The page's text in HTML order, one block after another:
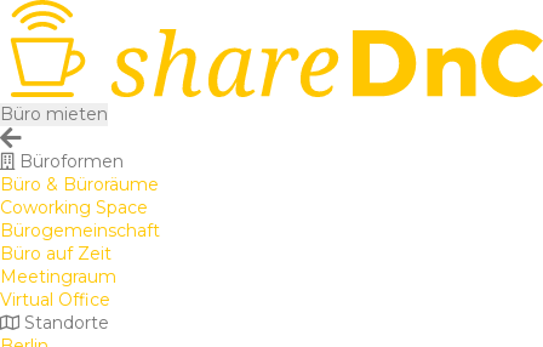
Büro mieten
Büroformen
Büro & Büroräume
Coworking Space
Bürogemeinschaft
Büro auf Zeit
Meetingraum
Virtual Office
Standorte